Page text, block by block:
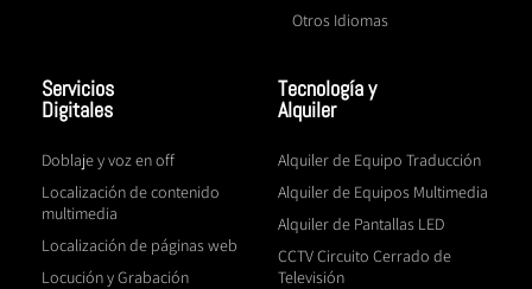
Otros Idiomas
Servicios
Digitales
Doblaje y voz en off
Localización de contenido
multimedia
Localización de páginas web
Locución y Grabación
Tecnología y
Alquiler
Alquiler de Equipo Traducción
Alquiler de Equipos Multimedia
Alquiler de Pantallas LED
CCTV Circuito Cerrado de
Televisión